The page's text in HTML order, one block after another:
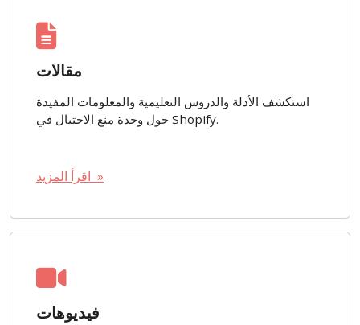
مقالات
استكشف الأدلة والدروس التعليمية والمعلومات المفيدة
حول وحدة منع الاحتيال في Shopify.
اقرأ المزيد »
فيديوهات